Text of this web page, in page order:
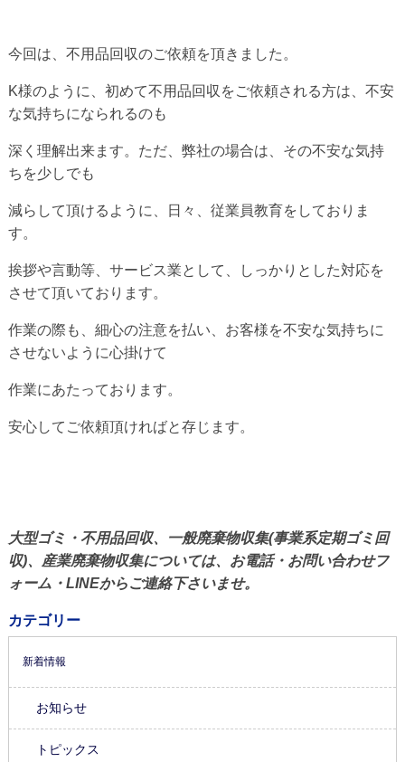
今回は、不用品回収のご依頼を頂きました。
K様のように、初めて不用品回収をご依頼される方は、不安
な気持ちになられるのも
深く理解出来ます。ただ、弊社の場合は、その不安な気持
ちを少しでも
減らして頂けるように、日々、従業員教育をしておりま
す。
挨拶や言動等、サービス業として、しっかりとした対応を
させて頂いております。
作業の際も、細心の注意を払い、お客様を不安な気持ちに
させないように心掛けて
作業にあたっております。
安心してご依頼頂ければと存じます。
大型ゴミ・不用品回収、一般廃棄物収集(事業系定期ゴミ回
収)、産業廃棄物収集については、お電話・お問い合わせフ
ォーム・LINEからご連絡下さいませ。
カテゴリー
新着情報
お知らせ
トピックス